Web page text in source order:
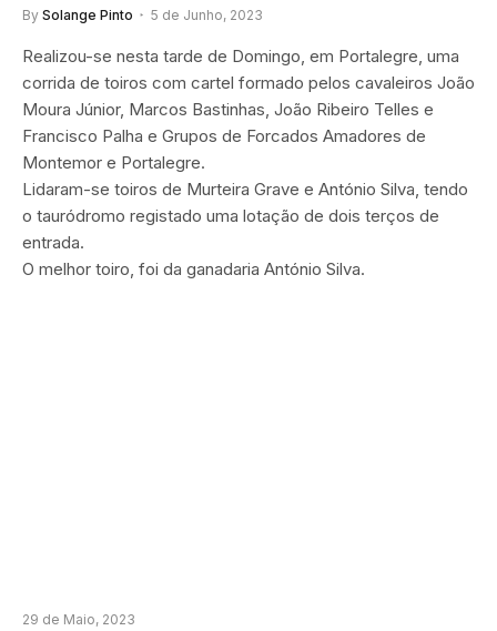
By Solange Pinto 5 de Junho, 2023
Realizou-se nesta tarde de Domingo, em Portalegre, uma
corrida de toiros com cartel formado pelos cavaleiros João
Moura Júnior, Marcos Bastinhas, João Ribeiro Telles e
Francisco Palha e Grupos de Forcados Amadores de
Montemor e Portalegre.
Lidaram-se toiros de Murteira Grave e António Silva, tendo
o tauródromo registado uma lotação de dois terços de
entrada.
O melhor toiro, foi da ganadaria António Silva.
29 de Maio, 2023